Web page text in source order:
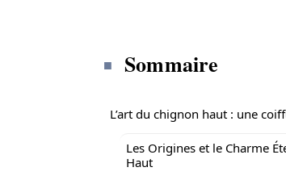
Sommaire
L’art du chignon haut : une
Les Origines et le Charme
Haut